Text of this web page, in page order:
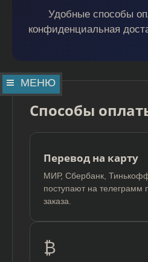
МЕНЮ
Удобные способы
конфиденциальная
Способы
Перевод на карту
МИР, Сбербанк,
поступают на
заказа.
₿